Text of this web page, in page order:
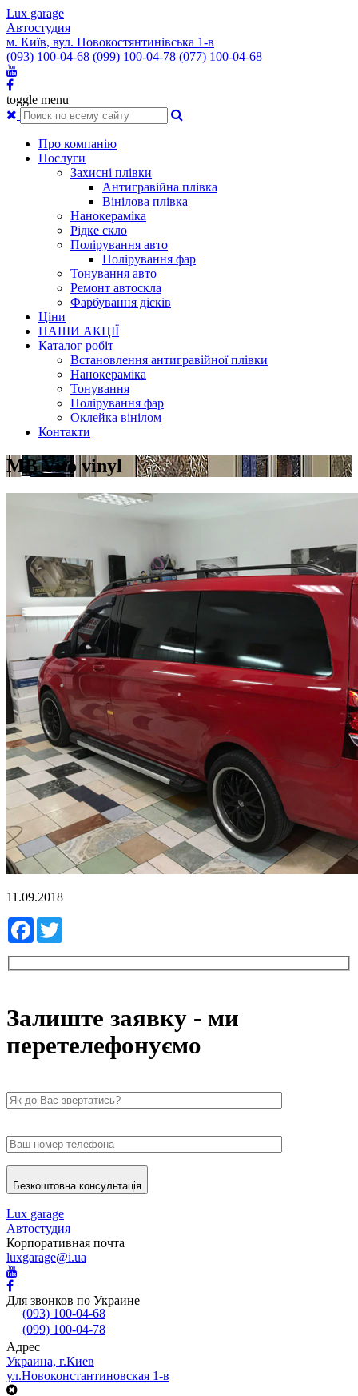
Lux garage
Автостудия
м. Київ, вул. Новокостянтинівська 1-в
(093) 100-04-68 (099) 100-04-78 (077) 100-04-68
toggle menu
Про компанію
Послуги
Захисні плівки
Антигравійна плівка
Вінілова плівка
Нанокераміка
Рідке скло
Полірування авто
Полірування фар
Тонування авто
Ремонт автоскла
Фарбування дісків
Ціни
НАШИ АКЦІЇ
Каталог робіт
Встановлення антигравійної плівки
Нанокераміка
Тонування
Полірування фар
Оклейка вінілом
Контакти
MB Vito vinyl
11.09.2018
Facebook
Залиште заявку - ми
перетелефонуємо
Безкоштовна консультація
Lux garage
Автостудия
Корпоративная почта
luxgarage@i.ua
Для звонков по Украине
(093) 100-04-68
(099) 100-04-78
Адрес
Украина, г.Киев
ул.Новоконстантиновская 1-в